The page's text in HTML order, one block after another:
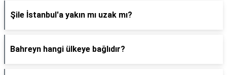
Şile İstanbul'a yakın mı uzak mı?
Bahreyn hangi ülkeye bağlıdır?